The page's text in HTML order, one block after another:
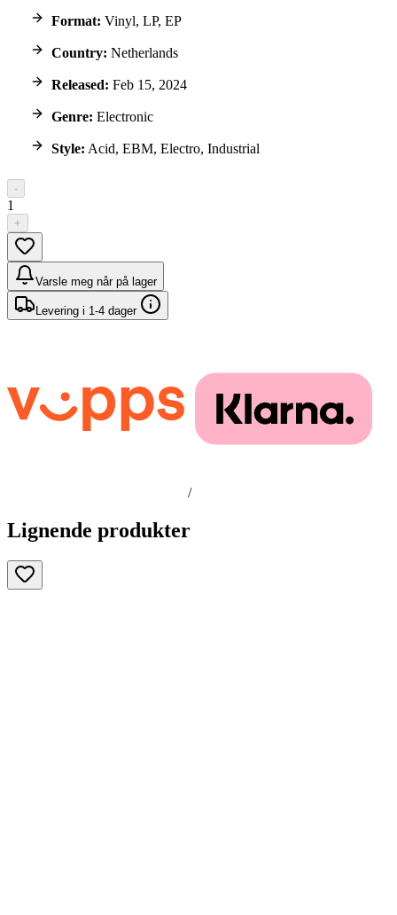
Format: Vinyl, LP, EP
Country: Netherlands
Released: Feb 15, 2024
Genre: Electronic
Style: Acid, EBM, Electro, Industrial
-
1
+
Varsle meg når på lager
Levering i 1-4 dager
/
Lignende produkter